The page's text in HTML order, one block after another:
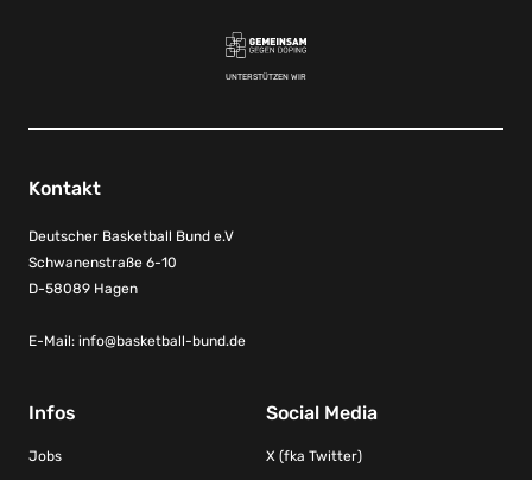
UNTERSTÜTZEN WIR
Kontakt
Deutscher Basketball Bund e.V
Schwanenstraße 6-10
D-58089 Hagen
E-Mail: info@basketball-bund.de
Infos
Jobs
Social Media
X (fka Twitter)